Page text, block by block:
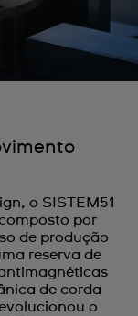
o SISTEM51
por
de produção
reserva de
de corda
o